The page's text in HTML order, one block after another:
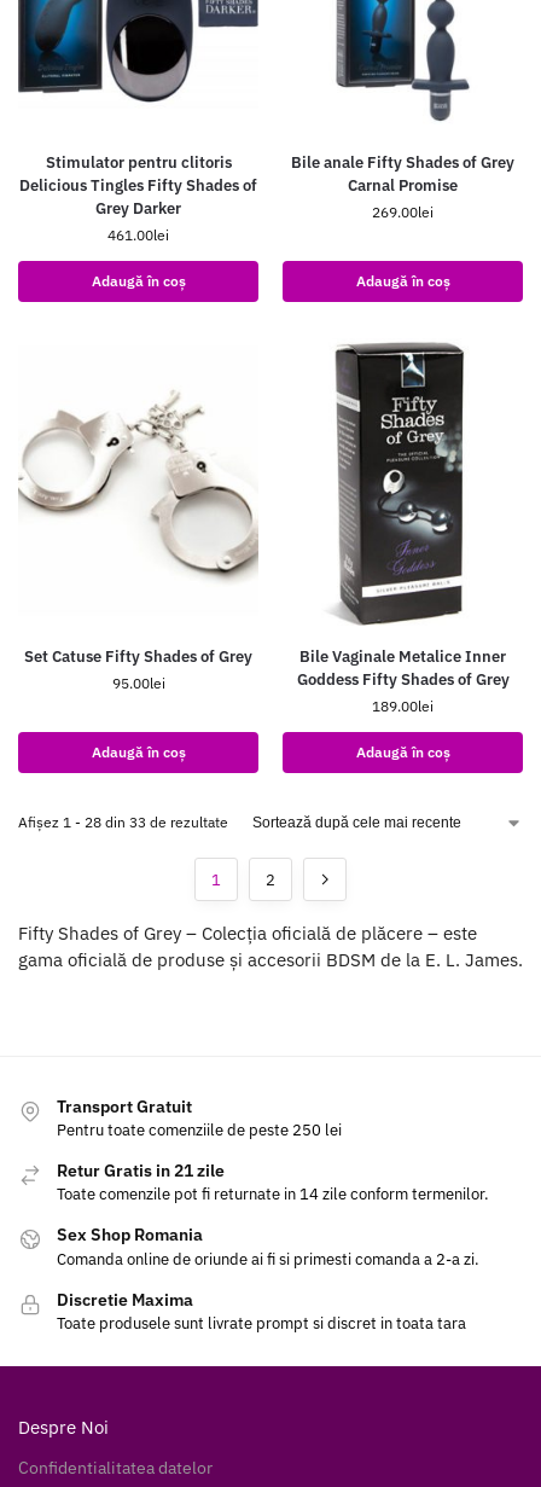
Stimulator pentru clitoris
Delicious Tingles Fifty Shades of
Grey Darker
461.00lei
Adaugă în coș
Bile anale Fifty Shades of Grey
Carnal Promise
269.00lei
Adaugă în coș
Set Catuse Fifty Shades of Grey
95.00lei
Adaugă în coș
Bile Vaginale Metalice Inner
Goddess Fifty Shades of Grey
189.00lei
Adaugă în coș
Afișez 1 - 28 din 33 de rezultate
1 2
Fifty Shades of Grey – Colecția oficială de plăcere – este
gama oficială de produse și accesorii BDSM de la E. L. James.
Transport Gratuit
Pentru toate comenziile de peste 250 lei
Retur Gratis in 21 zile
Toate comenzile pot fi returnate in 14 zile conform termenilor.
Sex Shop Romania
Comanda online de oriunde ai fi si primesti comanda a 2-a zi.
Discretie Maxima
Toate produsele sunt livrate prompt si discret in toata tara
Despre Noi
Confidentialitatea datelor